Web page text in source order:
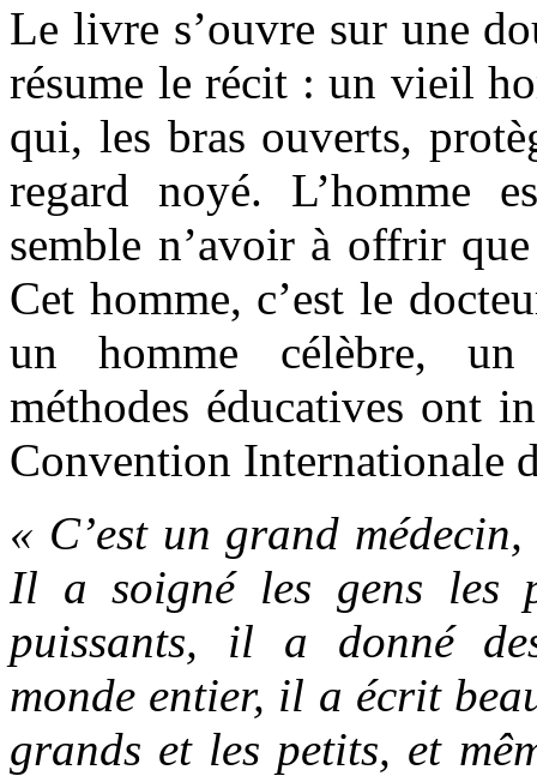
Le livre s’ouvre sur une
résume le récit : un vieil
qui, les bras ouverts,
regard noyé. L’homme
semble n’avoir à offrir
Cet homme, c’est le
un homme célèbre,
méthodes éducatives ont
Convention Internationale
« C’est un grand
Il a soigné les gens les
puissants, il a donné
monde entier, il a écrit
grands et les petits, et